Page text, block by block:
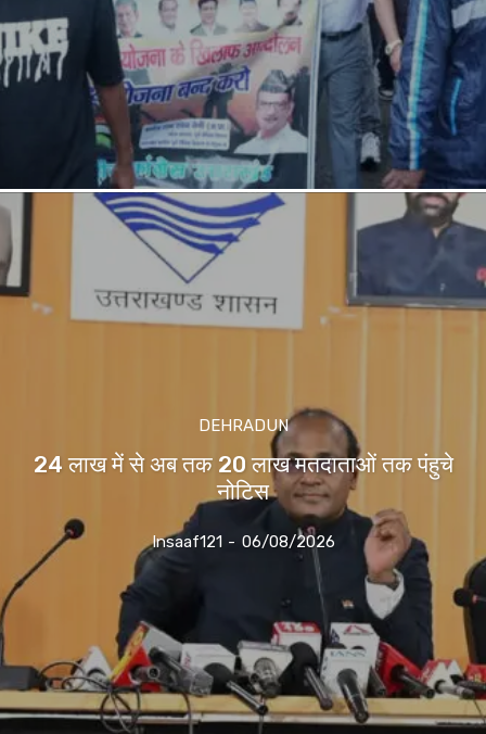
DEHRADUN
24 लाख में से अब तक 20 लाख मतदाताओं तक पंहुचे
नोटिस
Insaaf121 - 06/08/2026